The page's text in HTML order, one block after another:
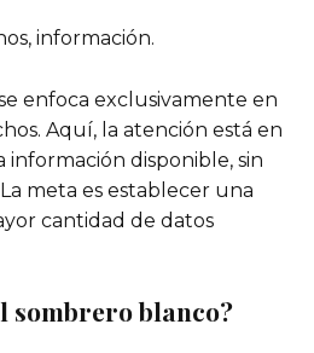
información.
enfoca exclusivamente en
Aquí, la atención está en
información disponible, sin
meta es establecer una
cantidad de datos
sombrero blanco?